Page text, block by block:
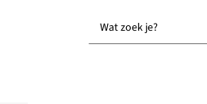
Wat zoek je?